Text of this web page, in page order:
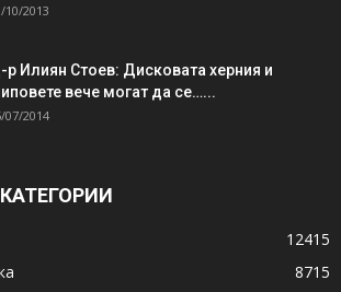
10/2013
р Илиян Стоев: Дисковата херния и
вече могат да се…...
07/2014
12415
8715